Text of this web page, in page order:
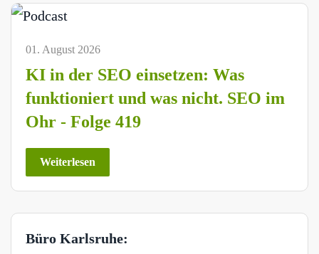
01. August 2026
KI in der SEO einsetzen: Was
funktioniert und was nicht. SEO im
Ohr - Folge 419
Weiterlesen
Büro Karlsruhe: